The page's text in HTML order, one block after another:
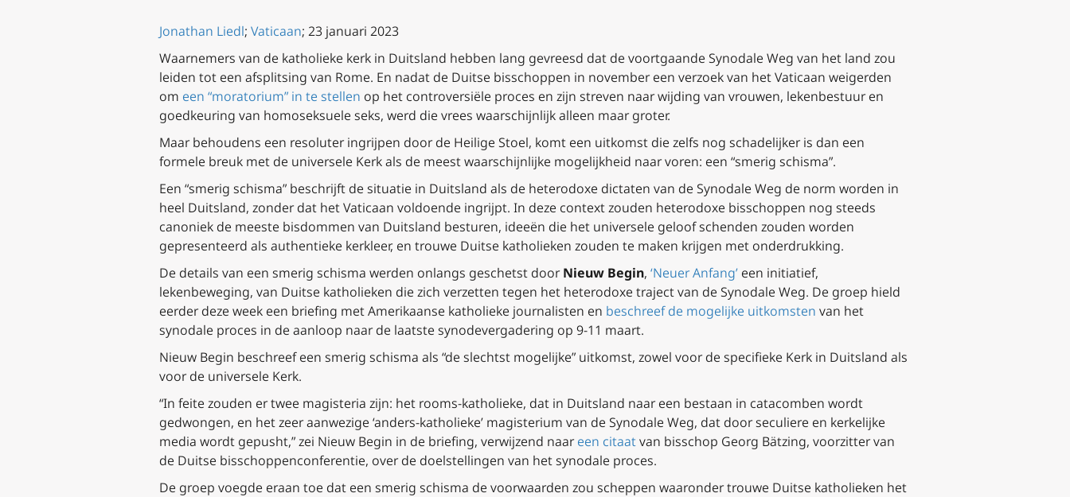
Jonathan Liedl; Vaticaan; 23 januari 2023
Waarnemers van de katholieke kerk in Duitsland hebben lang gevreesd dat de voortgaande Synodale Weg van het land zou
leiden tot een afsplitsing van Rome. En nadat de Duitse bisschoppen in november een verzoek van het Vaticaan weigerden
om een “moratorium” in te stellen op het controversiële proces en zijn streven naar wijding van vrouwen, lekenbestuur en
goedkeuring van homoseksuele seks, werd die vrees waarschijnlijk alleen maar groter.
Maar behoudens een resoluter ingrijpen door de Heilige Stoel, komt een uitkomst die zelfs nog schadelijker is dan een
formele breuk met de universele Kerk als de meest waarschijnlijke mogelijkheid naar voren: een “smerig schisma”.
Een “smerig schisma” beschrijft de situatie in Duitsland als de heterodoxe dictaten van de Synodale Weg de norm worden in
heel Duitsland, zonder dat het Vaticaan voldoende ingrijpt. In deze context zouden heterodoxe bisschoppen nog steeds
canoniek de meeste bisdommen van Duitsland besturen, ideeën die het universele geloof schenden zouden worden
gepresenteerd als authentieke kerkleer, en trouwe Duitse katholieken zouden te maken krijgen met onderdrukking.
De details van een smerig schisma werden onlangs geschetst doorNieuw Begin, ‘Neuer Anfang’ een initiatief,
lekenbeweging, van Duitse katholieken die zich verzetten tegen het heterodoxe traject van de Synodale Weg. De groep hield
eerder deze week een briefing met Amerikaanse katholieke journalisten en beschreef de mogelijke uitkomsten van het
synodale proces in de aanloop naar de laatste synodevergadering op 9-11 maart.
Nieuw Begin beschreef een smerig schisma als “de slechtst mogelijke” uitkomst, zowel voor de specifieke Kerk in Duitsland als
voor de universele Kerk.
“In feite zouden er twee magisteria zijn: het rooms-katholieke, dat in Duitsland naar een bestaan in catacomben wordt
gedwongen, en het zeer aanwezige ‘anders-katholieke’ magisterium van de Synodale Weg, dat door seculiere en kerkelijke
media wordt gepusht,” zei Nieuw Begin in de briefing, verwijzend naareen citaatvan bisschop Georg Bätzing, voorzitter van
de Duitse bisschoppenconferentie, over de doelstellingen van het synodale proces.
De groep voegde eraan toe dat een smerig schisma de voorwaarden zou scheppen waaronder trouwe Duitse katholieken het